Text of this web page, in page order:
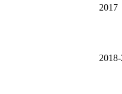
2017